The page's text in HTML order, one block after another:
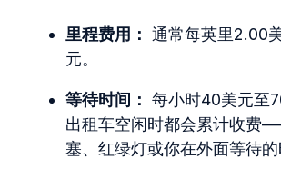
里程费用： 通常每英里2.00
元。
等待时间： 每小时40美元至
出租车空闲时都会累计收费
塞、红绿灯或你在外面等待的